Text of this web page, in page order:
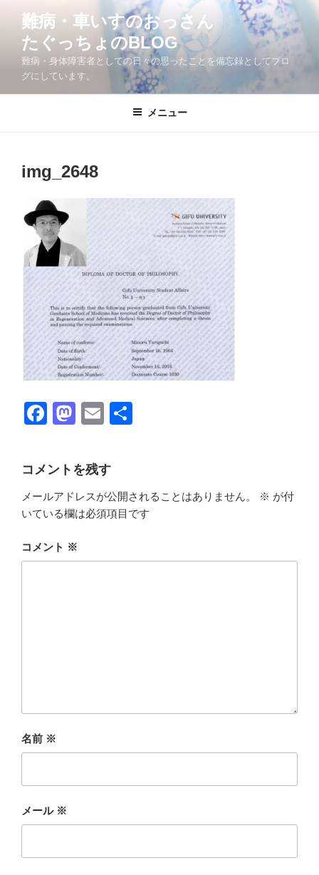
へ
難病・車いすのおっさん
たぐっちょのBLOG
難病・身体障害者としての日々の思ったことを備忘録としてブロ
グにしています。
メニュー
img_2648
F
c
e
b
o
o
M
st
o
d
o
n
E
ail
コメントを残す
メールアドレスが公開されることはありません。 ※ が付
いている欄は必須項目です
コメント ※
名前 ※
メール ※